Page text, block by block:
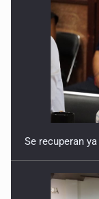
Se recuperan